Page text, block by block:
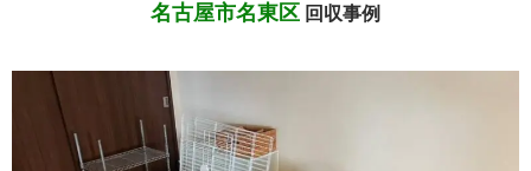
名古屋市名東区 回収事例